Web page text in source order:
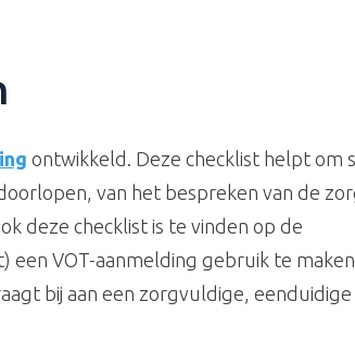
ontwikkeld. Deze checklist helpt om
van het bespreken van de
deze checklist is te vinden op de
een VOT-aanmelding gebruik te
bij aan een zorgvuldige, eenduidige